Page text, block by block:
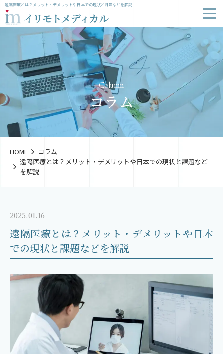
遠隔医療とは？メリット・デメリットや日本での現状と課題などを解説
Column
コラム
HOME
コラム
遠隔医療とは？メリット・デメリットや日本での現状と課題など
を解説
2025.01.16
遠隔医療とは？メリット・デメリットや日本
での現状と課題などを解説